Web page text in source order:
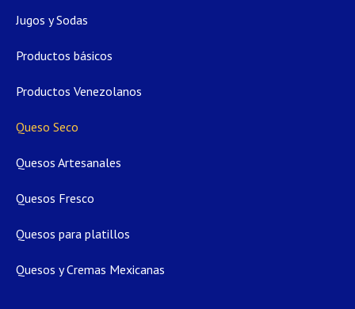
Jugos y Sodas
Productos básicos
Productos Venezolanos
Queso Seco
Quesos Artesanales
Quesos Fresco
Quesos para platillos
Quesos y Cremas Mexicanas